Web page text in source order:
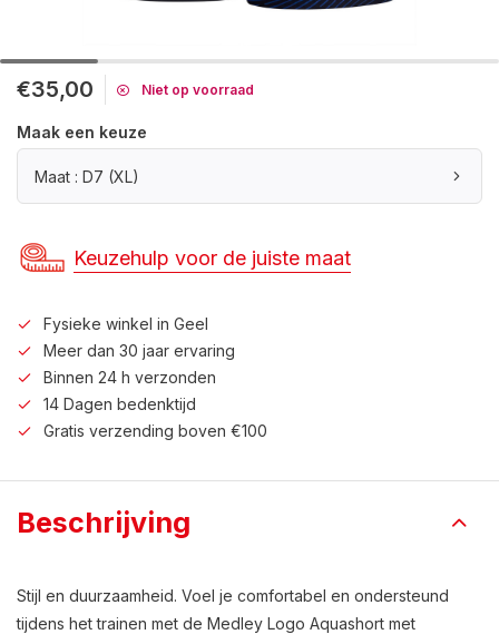
€35,00 Niet op voorraad
Maak een keuze
Maat : D7 (XL)
Keuzehulp voor de juiste maat
Fysieke winkel in Geel
Meer dan 30 jaar ervaring
Binnen 24 h verzonden
14 Dagen bedenktijd
Gratis verzending boven €100
Beschrijving
Stijl en duurzaamheid. Voel je comfortabel en ondersteund
tijdens het trainen met de Medley Logo Aquashort met